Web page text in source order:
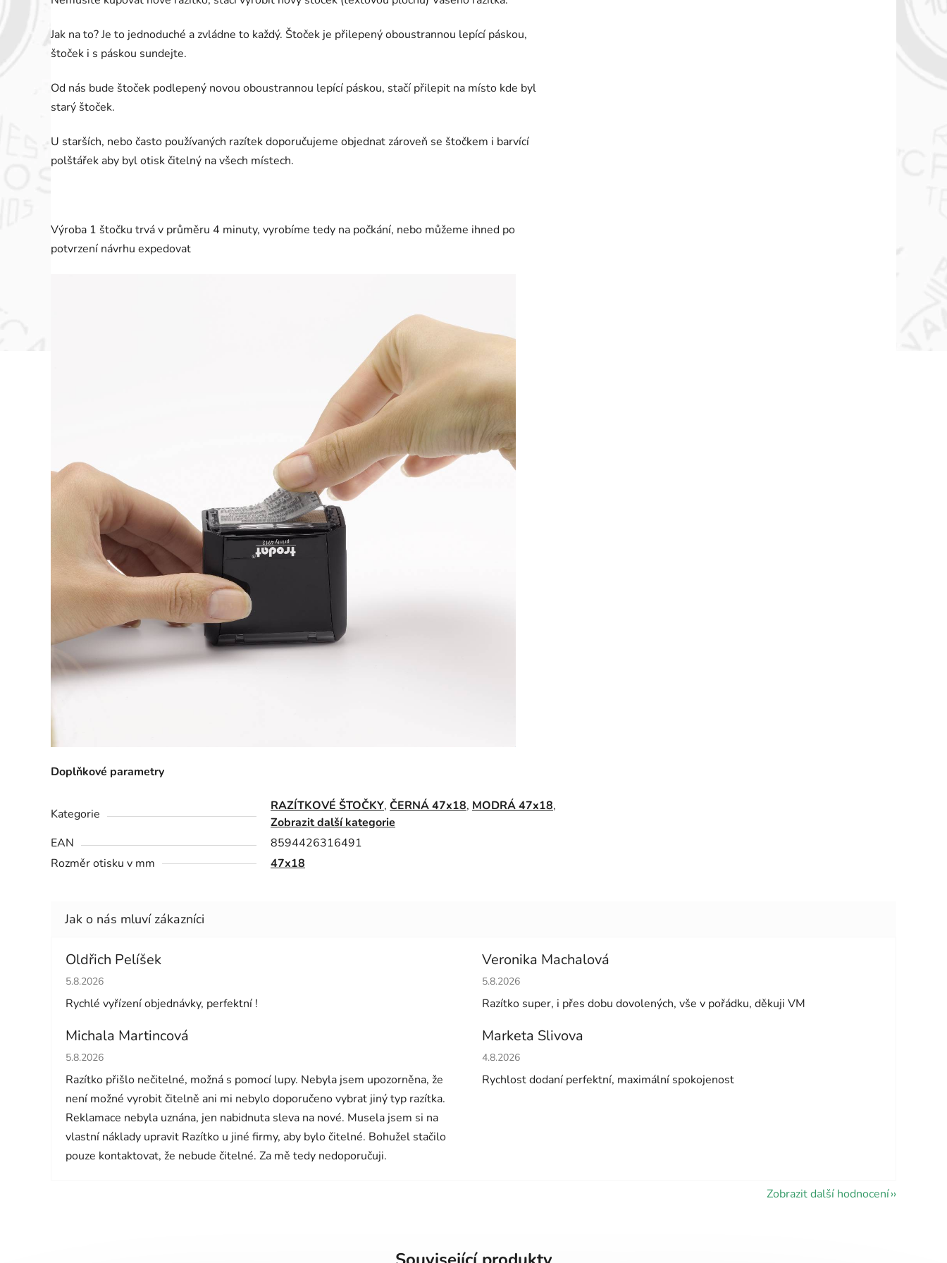
Jak na to? Je to jednoduché a zvládne to každý. Štoček je přilepený oboustrannou lepící páskou,
štoček i s páskou sundejte.
Od nás bude štoček podlepený novou oboustrannou lepící páskou, stačí přilepit na místo kde byl
starý štoček.
U starších, nebo často používaných razítek doporučujeme objednat zároveň se štočkem i barvící
polštářek aby byl otisk čitelný na všech místech.
Výroba 1 štočku trvá v průměru 4 minuty, vyrobíme tedy na počkání, nebo můžeme ihned po
potvrzení návrhu expedovat
Doplňkové parametry
Kategorie
RAZÍTKOVÉ ŠTOČKY, ČERNÁ 47x18, MODRÁ 47x18,
Zobrazit další kategorie
EAN
8594426316491
Rozměr otisku v mm
47x18
Oldřich Pelíšek
Hodnocení obchodu je 5 z 5 hvězdiček.
5.8.2026
Rychlé vyřízení objednávky, perfektní !
Veronika Machalová
Hodnocení obchodu je 5 z 5 hvězdiček.
5.8.2026
Razítko super, i přes dobu dovolených, vše v pořádku, děkuji VM
Michala Martincová
Hodnocení obchodu je 1 z 5 hvězdiček.
5.8.2026
Razítko přišlo nečitelné, možná s pomocí lupy. Nebyla jsem upozorněna, že
není možné vyrobit čitelně ani mi nebylo doporučeno vybrat jiný typ razítka.
Reklamace nebyla uznána, jen nabidnuta sleva na nové. Musela jsem si na
vlastní náklady upravit Razítko u jiné firmy, aby bylo čitelné. Bohužel stačilo
pouze kontaktovat, že nebude čitelné. Za mě tedy nedoporučuji.
Marketa Slivova
Hodnocení obchodu je 5 z 5 hvězdiček.
4.8.2026
Rychlost dodaní perfektní, maximální spokojenost
Zobrazit další hodnocení